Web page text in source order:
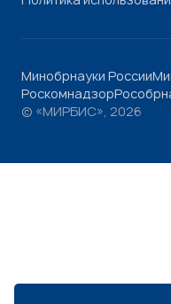
Минобрнауки России
Роскомнадзор
© «МИРБИС», 2026